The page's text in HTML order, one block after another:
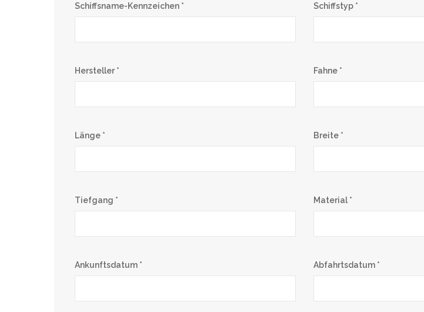
Schiffsname-Kennzeichen * Schiffstyp *
Hersteller * Fahne *
Länge * Breite *
Tiefgang * Material *
Ankunftsdatum * Abfahrtsdatum *